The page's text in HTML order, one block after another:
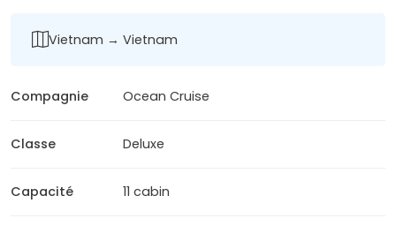
Vietnam → Vietnam
Compagnie Ocean Cruise
Classe Deluxe
Capacité 11 cabin